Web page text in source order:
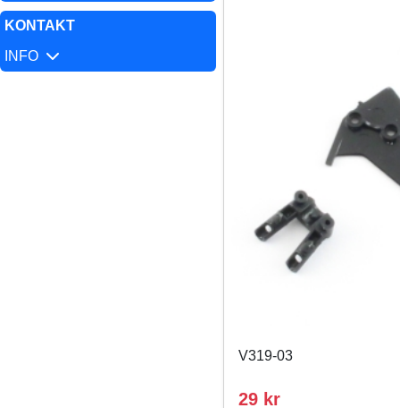
KONTAKT
INFO
V319-03
29 kr